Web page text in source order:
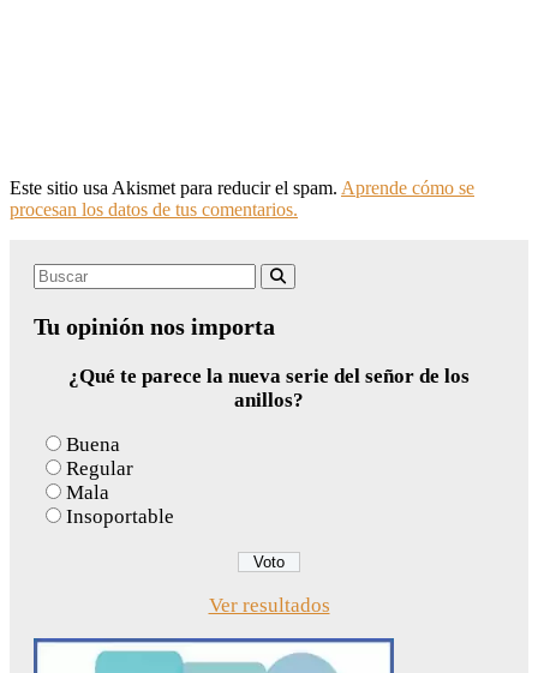
Este sitio usa Akismet para reducir el spam. Aprende cómo se
procesan los datos de tus comentarios.
Search
Tu opinión nos importa
¿Qué te parece la nueva serie del señor de los
anillos?
Buena
Regular
Mala
Insoportable
Ver resultados